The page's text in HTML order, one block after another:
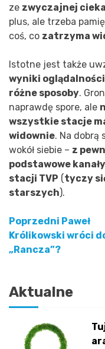
ze zwyczajnej
plus, ale trzeba
coś, co zatrzyma
Istotne jest także
wyniki
różne sposoby.
naprawdę spore, ale
wszystkie stacje
widownie. Na dobrą
wokół siebie – z
podstawowe
stacji TVP (tyczy
starszych).
wpisu
Poprzedni Paweł
Królikowski wróci
„Rancza”?
Aktualne